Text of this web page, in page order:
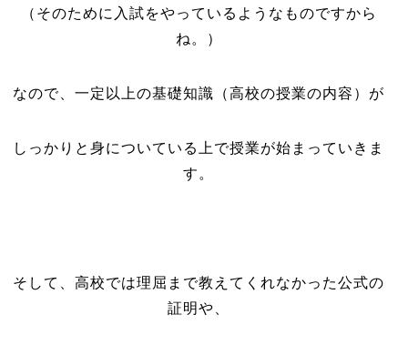
（そのために入試をやっているようなものですから
ね。）
なので、一定以上の基礎知識（高校の授業の内容）が
しっかりと身についている上で授業が始まっていきま
す。
そして、高校では理屈まで教えてくれなかった公式の
証明や、